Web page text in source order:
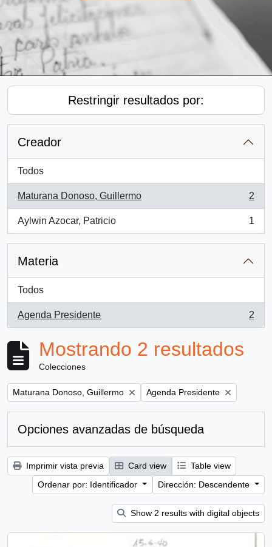
Restringir resultados por:
Creador
Todos
Maturana Donoso, Guillermo
, 2 resultados
2
Aylwin Azocar, Patricio
, 1 resultados
1
Materia
Todos
Agenda Presidente
, 2 resultados
2
Mostrando 2 resultados
Colecciones
Remove filter:
Maturana Donoso, Guillermo Remove filter:
Agenda Presidente
Opciones avanzadas de búsqueda
Imprimir vista previa Card view
Table view
Ordenar por: Identificador
Dirección: Descendente
Show 2 results with digital objects